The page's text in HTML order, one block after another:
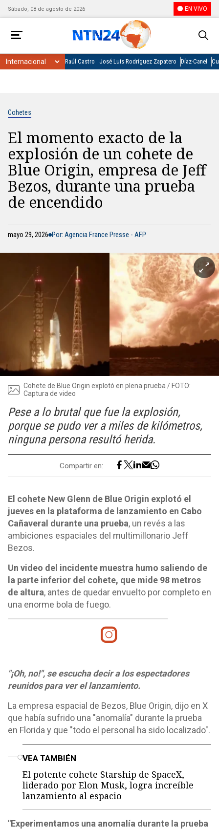
Sábado, 08 de agosto de 2026 EN VIVO
Raúl Castro José Luis Rodríguez Zapatero Díaz-Canel
Cohetes
El momento exacto de la
explosión de un cohete de
Blue Origin, empresa de Jeff
Bezos, durante una prueba
de encendido
mayo 29, 2026 Por: Agencia France Presse - AFP
Cohete de Blue Origin explotó en plena prueba / FOTO:
Captura de video
Pese a lo brutal que fue la explosión,
porque se pudo ver a miles de kilómetros,
ninguna persona resultó herida.
Compartir en:
El cohete New Glenn de Blue Origin explotó el
jueves en la plataforma de lanzamiento en Cabo
Cañaveral durante una prueba, un revés a las
ambiciones espaciales del multimillonario Jeff
Bezos.
Un video del incidente muestra humo saliendo de
la parte inferior del cohete, que mide 98 metros
de altura, antes de quedar envuelto por completo en
una enorme bola de fuego.
"¡Oh, no!", se escucha decir a los espectadores
reunidos para ver el lanzamiento.
La empresa espacial de Bezos, Blue Origin, dijo en X
que había sufrido una "anomalía" durante la prueba
en Florida y que "todo el personal ha sido localizado".
VEA TAMBIÉN
El potente cohete Starship de SpaceX,
liderado por Elon Musk, logra increíble
lanzamiento al espacio
"Experimentamos una anomalía durante la prueba